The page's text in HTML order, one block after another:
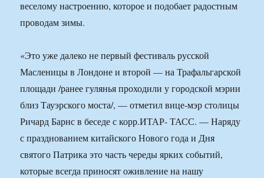
веселому настроению, которое и подобает радостным
проводам зимы.
«Это уже далеко не первый фестиваль русской
Масленицы в Лондоне и второй — на Трафальгарской
площади /ранее гулянья проходили у городской мэрии
близ Тауэрского моста/, — отметил вице-мэр столицы
Ричард Барнс в беседе с корр.ИТАР- ТАСС. — Наряду
с празднованием китайского Нового года и Дня
святого Патрика это часть череды ярких событий,
которые всегда приносят оживление на нашу